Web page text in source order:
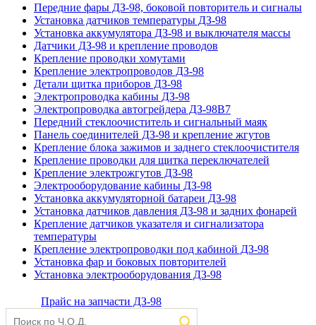
Передние фары ДЗ-98, боковой повторитель и сигналы
Установка датчиков температуры ДЗ-98
Установка аккумулятора ДЗ-98 и выключателя массы
Датчики ДЗ-98 и крепление проводов
Крепление проводки хомутами
Крепление электропроводов ДЗ-98
Детали щитка приборов ДЗ-98
Электропроводка кабины ДЗ-98
Электропроводка автогрейдера ДЗ-98В7
Передний стеклоочиститель и сигнальный маяк
Панель соединителей ДЗ-98 и крепление жгутов
Крепление блока зажимов и заднего стеклоочистителя
Крепление проводки для щитка переключателей
Крепление электрожгутов ДЗ-98
Электрооборудование кабины ДЗ-98
Установка аккумуляторной батареи ДЗ-98
Установка датчиков давления ДЗ-98 и задних фонарей
Крепление датчиков указателя и сигнализатора
температуры
Крепление электропроводки под кабиной ДЗ-98
Установка фар и боковых повторителей
Установка электрооборудования ДЗ-98
Прайс на запчасти ДЗ-98